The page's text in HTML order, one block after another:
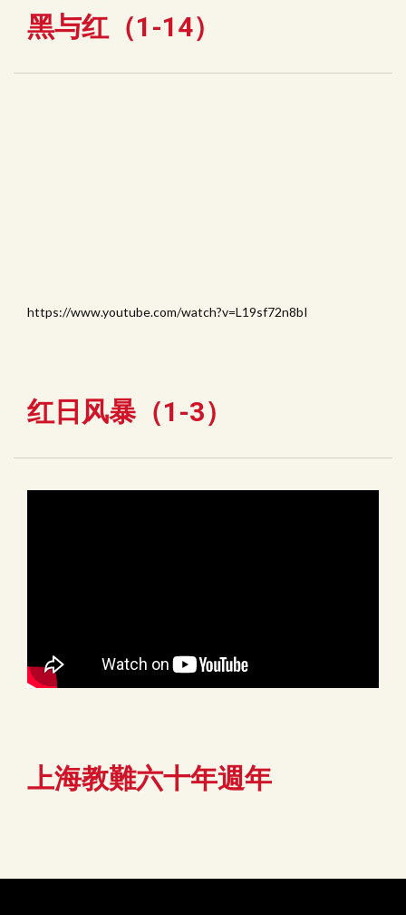
黑与红（1-14）
https://www.youtube.com/watch?v=L19sf72n8bI
红日风暴（1-3）
上海教難六十年週年